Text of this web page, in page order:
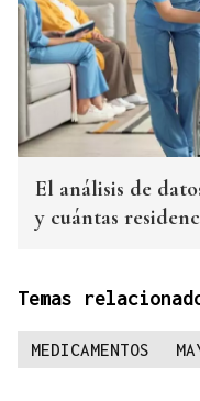
El análisis de
y cuántas
Temas
MEDICAMENTOS